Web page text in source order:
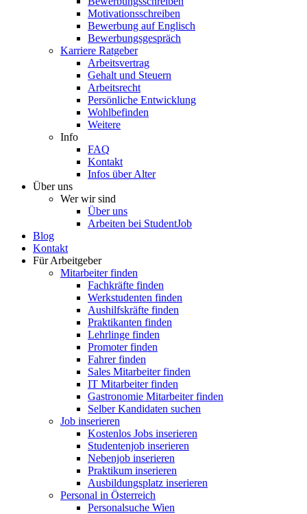
Motivationsschreiben
Bewerbung auf Englisch
Bewerbungsgespräch
Karriere Ratgeber
Arbeitsvertrag
Gehalt und Steuern
Arbeitsrecht
Persönliche Entwicklung
Wohlbefinden
Weitere
Info
FAQ
Kontakt
Infos über Alter
Über uns
Wer wir sind
Über uns
Arbeiten bei StudentJob
Blog
Kontakt
Für Arbeitgeber
Mitarbeiter finden
Fachkräfte finden
Werkstudenten finden
Aushilfskräfte finden
Praktikanten finden
Lehrlinge finden
Promoter finden
Fahrer finden
Sales Mitarbeiter finden
IT Mitarbeiter finden
Gastronomie Mitarbeiter finden
Selber Kandidaten suchen
Job inserieren
Kostenlos Jobs inserieren
Studentenjob inserieren
Nebenjob inserieren
Praktikum inserieren
Ausbildungsplatz inserieren
Personal in Österreich
Personalsuche Wien